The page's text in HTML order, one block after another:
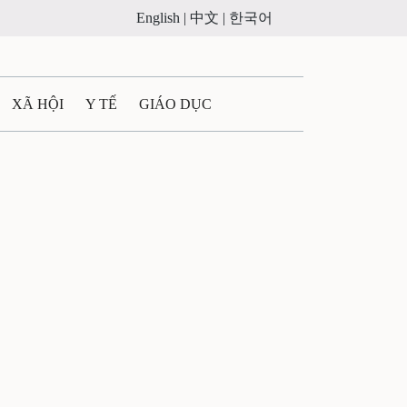
English | 中文 | 한국어
XÃ HỘI Y TẾ GIÁO DỤC
CÁO